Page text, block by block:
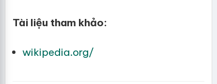
Tài liệu tham khảo:
wikipedia.org/